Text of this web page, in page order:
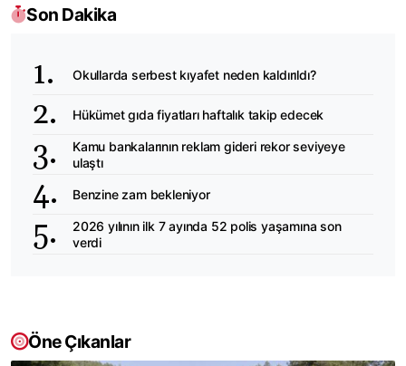
Son Dakika
Okullarda serbest kıyafet neden kaldırıldı?
Hükümet gıda fiyatları haftalık takip edecek
Kamu bankalarının reklam gideri rekor seviyeye
ulaştı
Benzine zam bekleniyor
2026 yılının ilk 7 ayında 52 polis yaşamına son
verdi
Öne Çıkanlar